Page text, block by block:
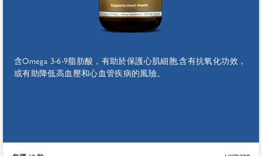
含Omega 3-6-9脂肪酸，有助於保護心肌細胞,含有抗氧化功效，
或有助降低高血壓和心血管疾病的風險。